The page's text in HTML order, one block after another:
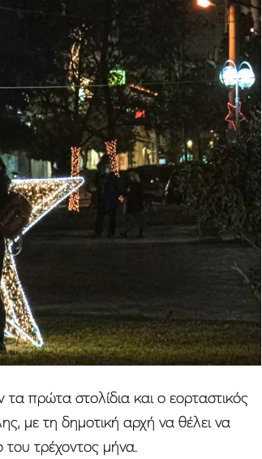
πρώτα στολίδια και ο εορταστικός
με τη δημοτική αρχή να θέλει να
του τρέχοντος μήνα.